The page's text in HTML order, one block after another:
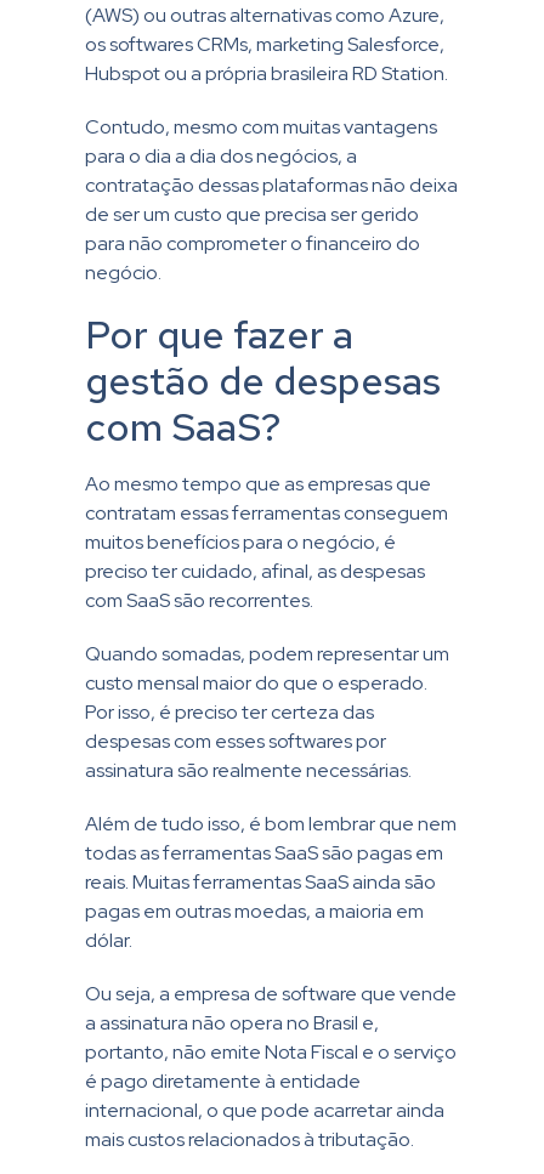
(AWS) ou outras alternativas como Azure,
os softwares CRMs, marketing Salesforce,
Hubspot ou a própria brasileira RD Station.
Contudo, mesmo com muitas vantagens
para o dia a dia dos negócios, a
contratação dessas plataformas não deixa
de ser um custo que precisa ser gerido
para não comprometer o financeiro do
negócio.
Por que fazer a
gestão de despesas
com SaaS?
Ao mesmo tempo que as empresas que
contratam essas ferramentas conseguem
muitos benefícios para o negócio, é
preciso ter cuidado, afinal, as despesas
com SaaS são recorrentes.
Quando somadas, podem representar um
custo mensal maior do que o esperado.
Por isso, é preciso ter certeza das
despesas com esses softwares por
assinatura são realmente necessárias.
Além de tudo isso, é bom lembrar que nem
todas as ferramentas SaaS são pagas em
reais. Muitas ferramentas SaaS ainda são
pagas em outras moedas, a maioria em
dólar.
Ou seja, a empresa de software que vende
a assinatura não opera no Brasil e,
portanto, não emite Nota Fiscal e o serviço
é pago diretamente à entidade
internacional, o que pode acarretar ainda
mais custos relacionados à tributação.